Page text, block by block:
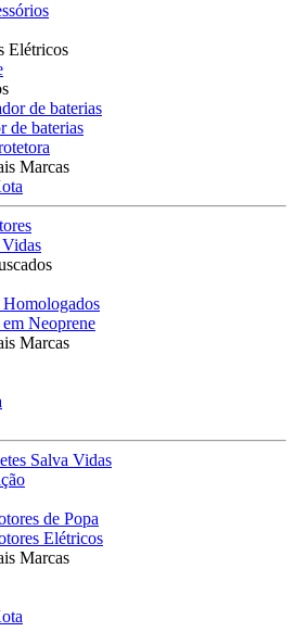
Elétricos
de baterias
de baterias
Marcas
Homologados
Neoprene
Marcas
Salva Vidas
de Popa
Elétricos
Marcas